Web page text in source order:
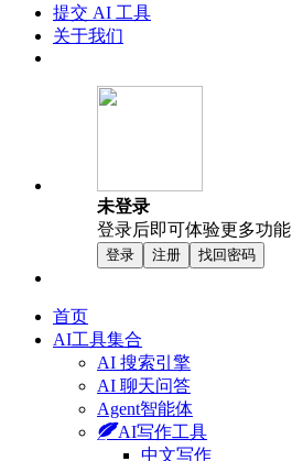
提交 AI 工具
关于我们
未登录
登录后即可体验更多功能
登录 注册 找回密码
首页
AI工具集合
AI 搜索引擎
AI 聊天问答
Agent智能体
AI写作工具
中文写作